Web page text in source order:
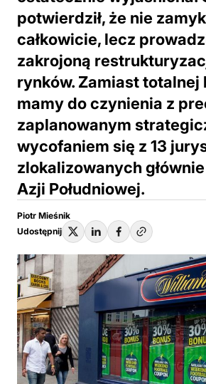
potwierdził, że nie
całkowicie, lecz
zakrojoną
rynków. Zamiast totalnej
mamy do czynienia z
zaplanowanym
wycofaniem się z 13
zlokalizowanych
Azji Południowej.
Piotr Mieśnik
Udostępnij